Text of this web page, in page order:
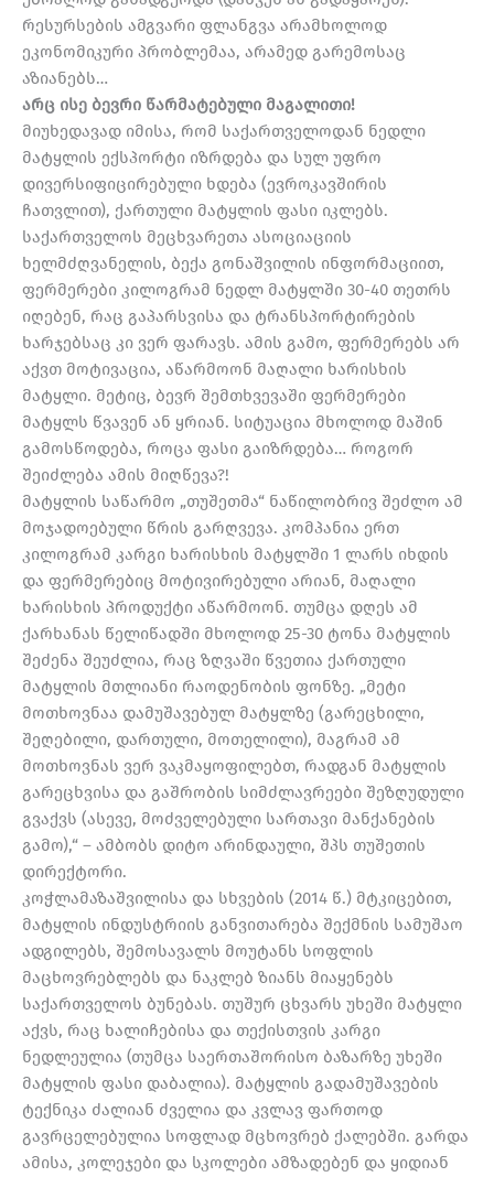
რესურსების ამგვარი ფლანგვა არამხოლოდ
ეკონომიკური პრობლემაა, არამედ გარემოსაც
აზიანებს…
არც ისე ბევრი წარმატებული მაგალითი!
მიუხედავად იმისა, რომ საქართველოდან ნედლი
მატყლის ექსპორტი იზრდება და სულ უფრო
დივერსიფიცირებული ხდება (ევროკავშირის
ჩათვლით), ქართული მატყლის ფასი იკლებს.
საქართველოს მეცხვარეთა ასოციაციის
ხელმძღვანელის, ბექა გონაშვილის ინფორმაციით,
ფერმერები კილოგრამ ნედლ მატყლში 30-40 თეთრს
იღებენ, რაც გაპარსვისა და ტრანსპორტირების
ხარჯებსაც კი ვერ ფარავს. ამის გამო, ფერმერებს არ
აქვთ მოტივაცია, აწარმოონ მაღალი ხარისხის
მატყლი. მეტიც, ბევრ შემთხვევაში ფერმერები
მატყლს წვავენ ან ყრიან. სიტუაცია მხოლოდ მაშინ
გამოსწოდება, როცა ფასი გაიზრდება… როგორ
შეიძლება ამის მიღწევა?!
მატყლის საწარმო „თუშეთმა“ ნაწილობრივ შეძლო ამ
მოჯადოებული წრის გარღვევა. კომპანია ერთ
კილოგრამ კარგი ხარისხის მატყლში 1 ლარს იხდის
და ფერმერებიც მოტივირებული არიან, მაღალი
ხარისხის პროდუქტი აწარმოონ. თუმცა დღეს ამ
ქარხანას წელიწადში მხოლოდ 25-30 ტონა მატყლის
შეძენა შეუძლია, რაც ზღვაში წვეთია ქართული
მატყლის მთლიანი რაოდენობის ფონზე. „მეტი
მოთხოვნაა დამუშავებულ მატყლზე (გარეცხილი,
შეღებილი, დართული, მოთელილი), მაგრამ ამ
მოთხოვნას ვერ ვაკმაყოფილებთ, რადგან მატყლის
გარეცხვისა და გაშრობის სიმძლავრეები შეზღუდული
გვაქვს (ასევე, მოძველებული სართავი მანქანების
გამო),“ – ამბობს დიტო არინდაული, შპს თუშეთის
დირექტორი.
კოჭლამაზაშვილისა და სხვების (2014 წ.) მტკიცებით,
მატყლის ინდუსტრიის განვითარება შექმნის სამუშაო
ადგილებს, შემოსავალს მოუტანს სოფლის
მაცხოვრებლებს და ნაკლებ ზიანს მიაყენებს
საქართველოს ბუნებას. თუშურ ცხვარს უხეში მატყლი
აქვს, რაც ხალიჩებისა და თექისთვის კარგი
ნედლეულია (თუმცა საერთაშორისო ბაზარზე უხეში
მატყლის ფასი დაბალია). მატყლის გადამუშავების
ტექნიკა ძალიან ძველია და კვლავ ფართოდ
გავრცელებულია სოფლად მცხოვრებ ქალებში. გარდა
ამისა, კოლეჯები და სკოლები ამზადებენ და ყიდიან